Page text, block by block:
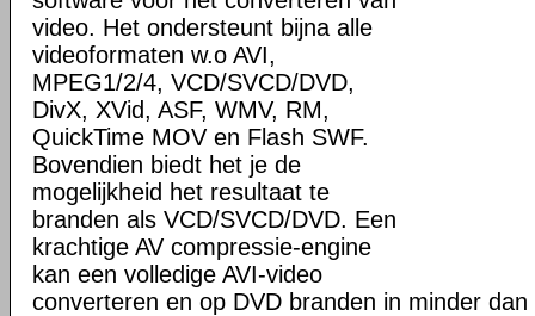
video. Het ondersteunt bijna alle
videoformaten w.o AVI,
MPEG1/2/4, VCD/SVCD/DVD,
DivX, XVid, ASF, WMV, RM,
QuickTime MOV en Flash SWF.
Bovendien biedt het je de
mogelijkheid het resultaat te
branden als VCD/SVCD/DVD. Een
krachtige AV compressie-engine
kan een volledige AVI-video
converteren en op DVD branden in minder dan